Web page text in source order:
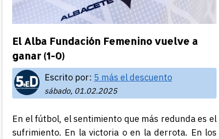
El Alba Fundación Femenino vuelve a
ganar (1-0)
Escrito por: 5 más el descuento
sábado, 01.02.2025
En el fútbol, el sentimiento que más redunda es el
sufrimiento. En la victoria o en la derrota. En los